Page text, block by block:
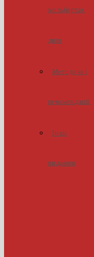
мольбертах
днів
Методичні
рекомендації
Інші
видання